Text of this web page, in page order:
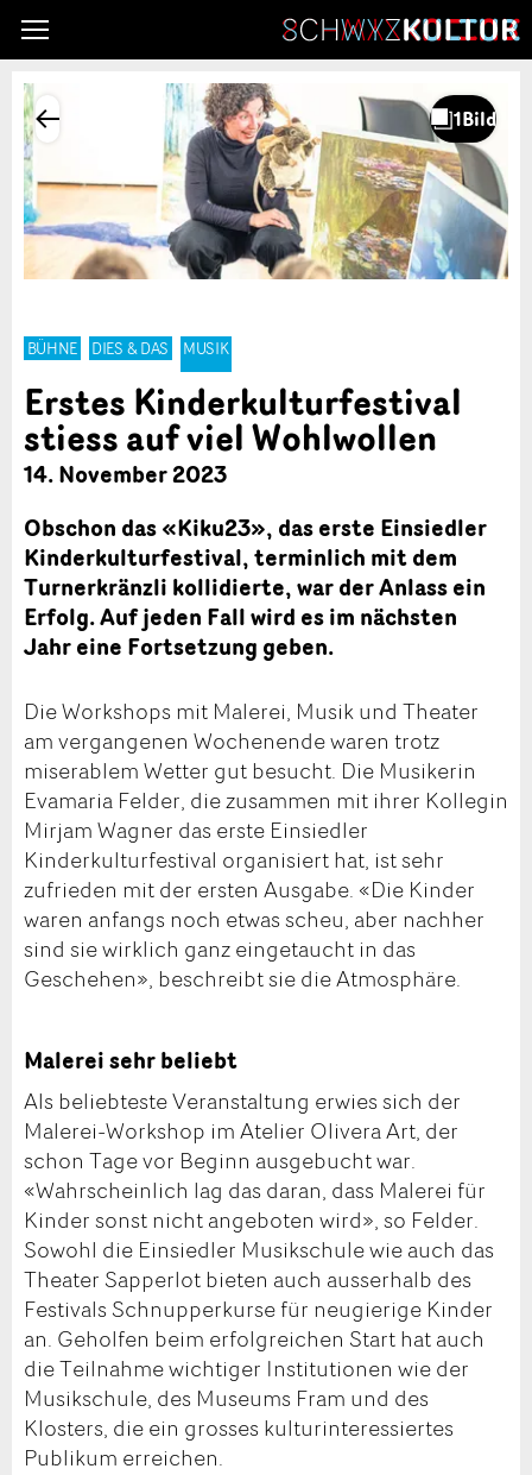
BÜHNE DIES & DAS MUSIK
Erstes Kinderkulturfestival
stiess auf viel Wohlwollen
14. November 2023
Obschon das «Kiku23», das erste Einsiedler
Kinderkulturfestival, terminlich mit dem
Turnerkränzli kollidierte, war der Anlass ein
Erfolg. Auf jeden Fall wird es im nächsten
Jahr eine Fortsetzung geben.
Die Workshops mit Malerei, Musik und Theater
am vergangenen Wochenende waren trotz
miserablem Wetter gut besucht. Die Musikerin
Evamaria Felder, die zusammen mit ihrer Kollegin
Mirjam Wagner das erste Einsiedler
Kinderkulturfestival organisiert hat, ist sehr
zufrieden mit der ersten Ausgabe. «Die Kinder
waren anfangs noch etwas scheu, aber nachher
sind sie wirklich ganz eingetaucht in das
Geschehen», beschreibt sie die Atmosphäre.
Malerei sehr beliebt
Als beliebteste Veranstaltung erwies sich der
Malerei-Workshop im Atelier Olivera Art, der
schon Tage vor Beginn ausgebucht war.
«Wahrscheinlich lag das daran, dass Malerei für
Kinder sonst nicht angeboten wird», so Felder.
Sowohl die Einsiedler Musikschule wie auch das
Theater Sapperlot bieten auch ausserhalb des
Festivals Schnupperkurse für neugierige Kinder
an. Geholfen beim erfolgreichen Start hat auch
die Teilnahme wichtiger Institutionen wie der
Musikschule, des Museums Fram und des
Klosters, die ein grosses kulturinteressiertes
Publikum erreichen.